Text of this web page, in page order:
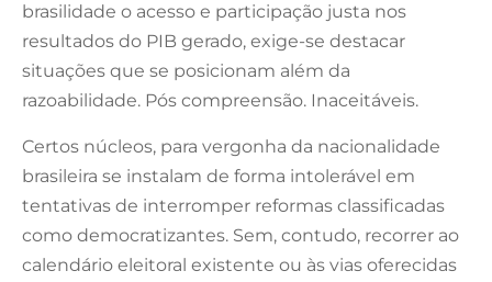
brasilidade o acesso e participação justa nos
resultados do PIB gerado, exige-se destacar
situações que se posicionam além da
razoabilidade. Pós compreensão. Inaceitáveis.
Certos núcleos, para vergonha da nacionalidade
brasileira se instalam de forma intolerável em
tentativas de interromper reformas classificadas
como democratizantes. Sem, contudo, recorrer ao
calendário eleitoral existente ou às vias oferecidas